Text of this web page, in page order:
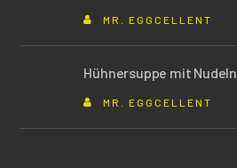
MR. EGGCELLENT
Hühnersuppe mit Nudeln
MR. EGGCELLENT